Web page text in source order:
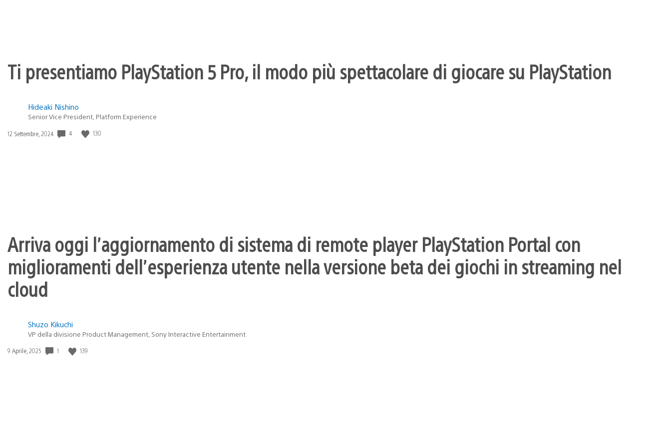
Ti presentiamo PlayStation 5 Pro, il modo più spettacolare di giocare su PlayStation
Hideaki Nishino
Senior Vice President, Platform Experience
Data
12 Settembre, 2024 4 130
Arriva oggi l’aggiornamento di sistema di remote player PlayStation Portal con
miglioramenti dell’esperienza utente nella versione beta dei giochi in streaming nel
cloud
Shuzo Kikuchi
VP della divisione Product Management, Sony Interactive Entertainment
Data
9 Aprile, 2025 1 139